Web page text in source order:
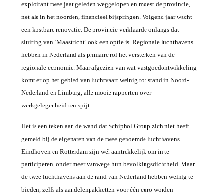
exploitant twee jaar geleden weggelopen en moest de provincie,
net als in het noorden, financieel bijspringen. Volgend jaar wacht
een kostbare renovatie. De provincie verklaarde onlangs dat
sluiting van ‘Maastricht’ ook een optie is. Regionale luchthavens
hebben in Nederland als primaire rol het versterken van de
regionale economie. Maar afgezien van wat vastgoedontwikkeling
komt er op het gebied van luchtvaart weinig tot stand in Noord-
Nederland en Limburg, alle mooie rapporten over
werkgelegenheid ten spijt.
Het is een teken aan de wand dat Schiphol Group zich niet heeft
gemeld bij de eigenaren van de twee genoemde luchthavens.
Eindhoven en Rotterdam zijn wél aantrekkelijk om in te
participeren, onder meer vanwege hun bevolkingsdichtheid. Maar
de twee luchthavens aan de rand van Nederland hebben weinig te
bieden, zelfs als aandelenpakketten voor één euro worden